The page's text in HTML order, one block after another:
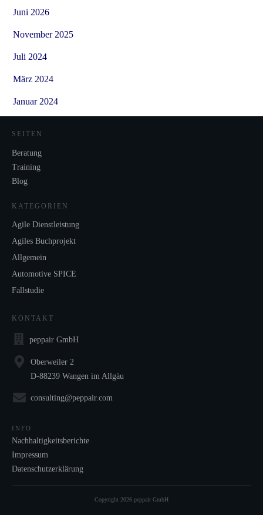
Juni 2026
November 2025
Juli 2024
März 2024
Januar 2024
SEITEN
Beratung
Training
Blog
KATEGORIEN
Agile Dienstleistung
Agiles Buchprojekt
Allgemein
Automotive SPICE
Fallstudie
KONTAKT
peppair GmbH
Oberweiler 2
D-88239 Wangen im Allgäu
consulting@peppair.com
INFO
Nachhaltigkeitsberichte
Impressum
Datenschutzerklärung
Copyright 2026 peppair GmbH